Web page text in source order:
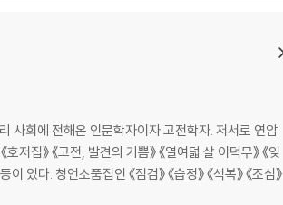
해온 인문학자이자 고전학자. 저서로 연암
집》 《고전, 발견의 기쁨》 《열여덟 살 이덕무》 《잊
다. 청언소품집인 《점검》 《습정》 《석복》 《조심》